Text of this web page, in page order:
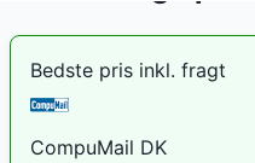
Bedste pris inkl. fragt
CompuMail DK